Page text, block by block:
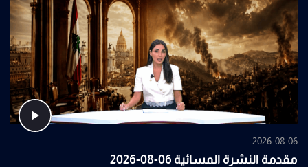
2026-08-06
مقدمة النشرة المسائية 06-08-2026